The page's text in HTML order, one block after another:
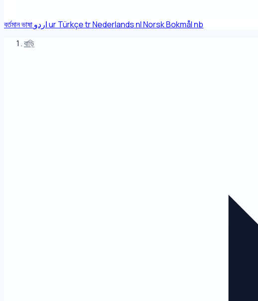
বর্তমান ভাষাاردوurTürkçetrNederlandsnlNorsk Bokmålnb
বাড়ি